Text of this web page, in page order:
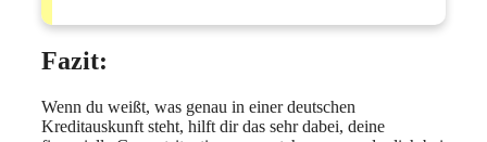
Fazit:
Wenn du weißt, was genau in einer deutschen
Kreditauskunft steht, hilft dir das sehr dabei, deine